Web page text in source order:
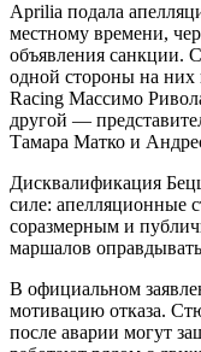
Apriliа подала
местному времени,
объявления санкции.
одной стороны на них
Racing Массимо
другой —
Тамара Матко и
Дисквалификация
силе: апелляционные
соразмерным и
маршалов
В официальном
мотивацию отказа.
после аварии могут